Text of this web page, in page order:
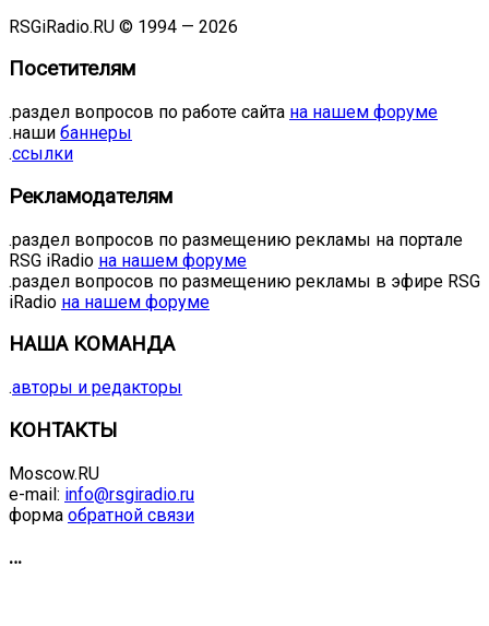
RSGiRadio.RU © 1994 — 2026
Посетителям
.раздел вопросов по работе сайта на нашем форуме
.наши баннеры
.ссылки
Рекламодателям
.раздел вопросов по размещению рекламы на портале
RSG iRadio на нашем форуме
.раздел вопросов по размещению рекламы в эфире RSG
iRadio на нашем форуме
НАША КОМАНДА
.авторы и редакторы
КОНТАКТЫ
Moscow.RU
e-mail: info@rsgiradio.ru
форма обратной связи
…